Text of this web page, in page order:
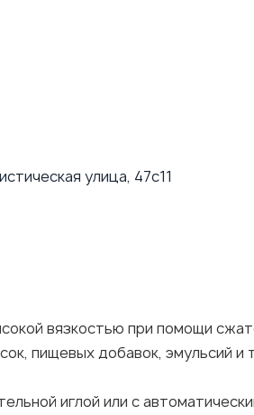
улица, 47с11
вязкостью при помощи
пищевых добавок, эмульсий и
иглой или с